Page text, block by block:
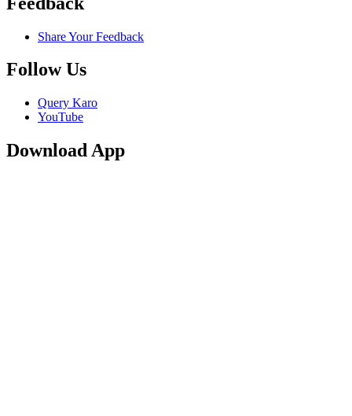
Share Your Feedback
Follow Us
Query Karo
YouTube
Download App